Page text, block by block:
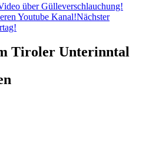
über Gülleverschlauchung!
Youtube Kanal!Nächster
Tiroler Unterinntal